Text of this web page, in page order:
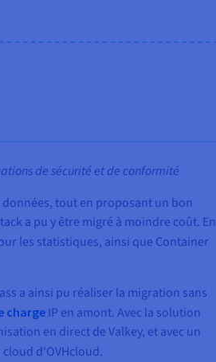
de sécurité et de conformité
tout en proposant un bon
a pu y être migré à moindre coût. En
les statistiques, ainsi que Container
a ainsi pu réaliser la migration sans
charge IP en amont. Avec la solution
en direct de Valkey, et avec un
d'OVHcloud.